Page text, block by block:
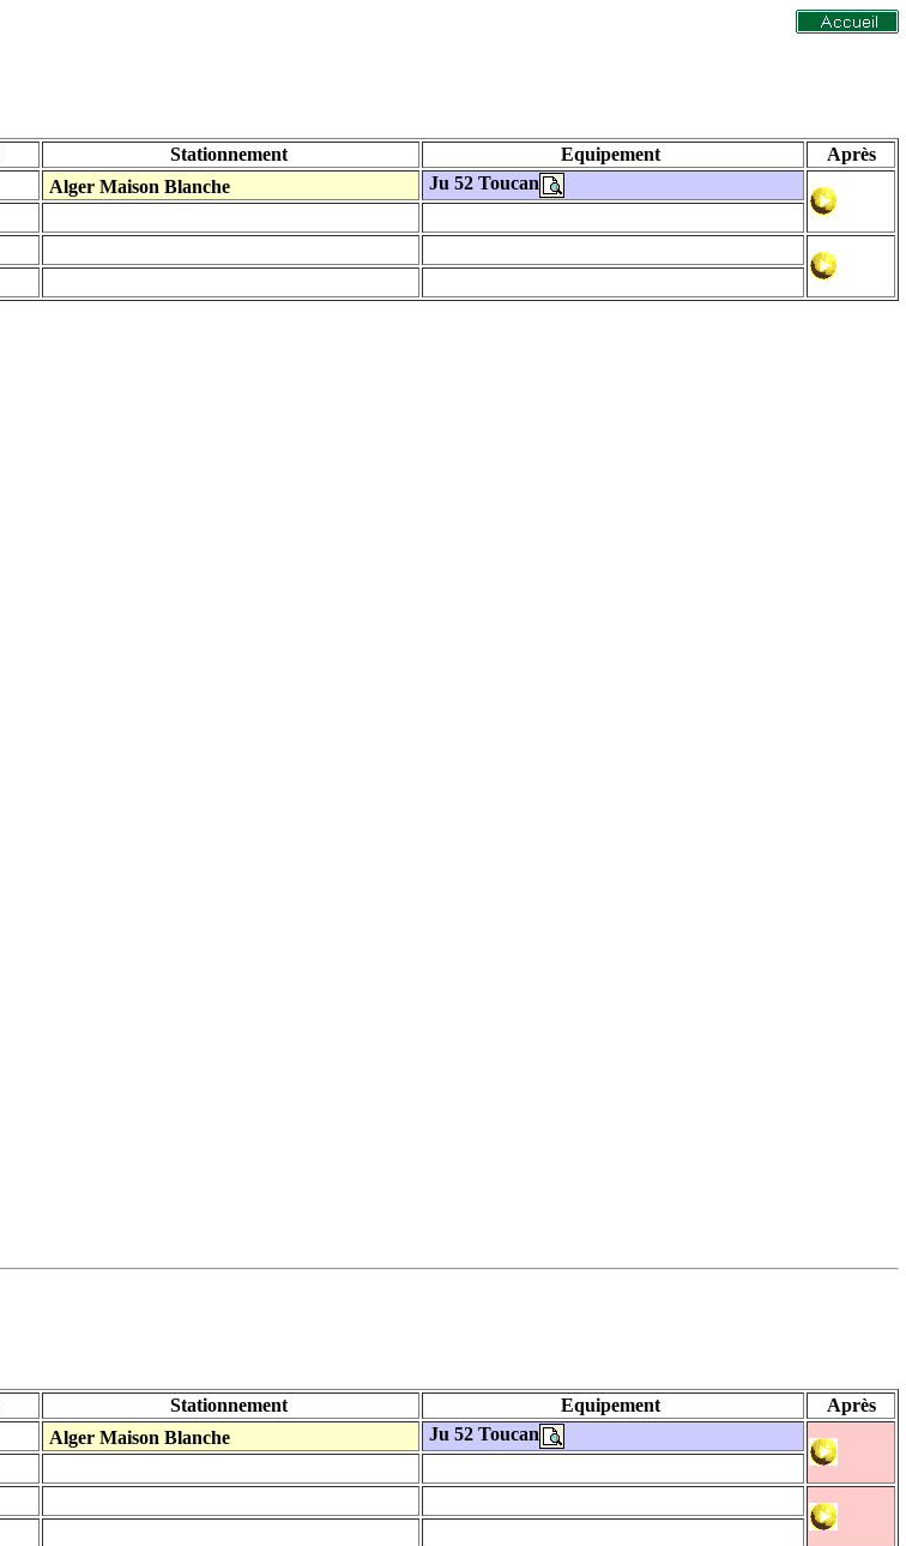
Stationnement Equipement Après
Alger Maison Blanche
Ju 52 Toucan
Stationnement Equipement Après
Alger Maison Blanche
Ju 52 Toucan